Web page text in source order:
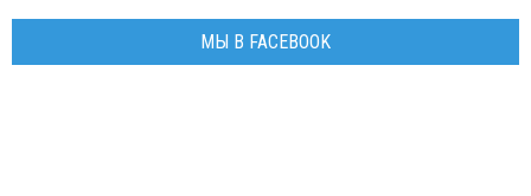
МЫ В FACEBOOK